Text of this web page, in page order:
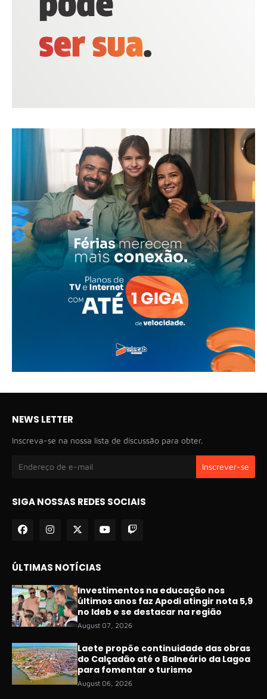
NEWS LETTER
Inscreva-se na nossa lista de discussão para obter.
SIGA NOSSAS REDES SOCIAIS
ÚLTIMAS NOTÍCIAS
Investimentos na educação nos
últimos anos faz Apodi atingir nota 5,9
no Ideb e se destacar na região
August 07, 2026
Laete propõe continuidade das obras
do Calçadão até o Balneário da Lagoa
para fomentar o turismo
August 06, 2026